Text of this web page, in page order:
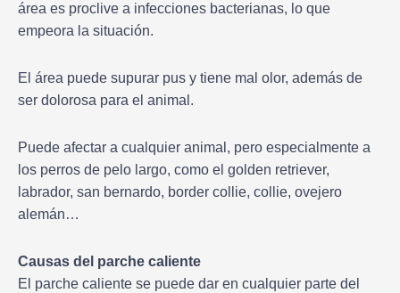
área es proclive a infecciones bacterianas, lo que
empeora la situación.
El área puede supurar pus y tiene mal olor, además de
ser dolorosa para el animal.
Puede afectar a cualquier animal, pero especialmente a
los perros de pelo largo, como el golden retriever,
labrador, san bernardo, border collie, collie, ovejero
alemán…
Causas del parche caliente
El parche caliente se puede dar en cualquier parte del